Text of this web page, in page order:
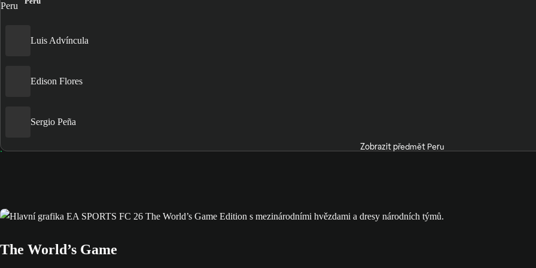
Luis Advíncula
Edison Flores
Sergio Peña
Zobrazit předmět Peru
The World’s Game